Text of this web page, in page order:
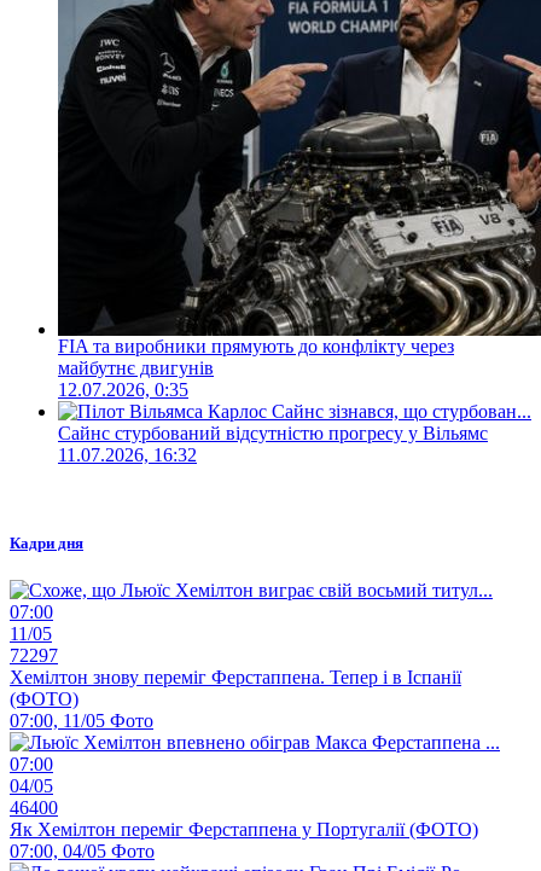
FIA та виробники прямують до конфлікту через
майбутнє двигунів
12.07.2026, 0:35
Сайнс стурбований відсутністю прогресу у Вільямс
11.07.2026, 16:32
Кадри дня
07:00
11/05
72297
Хемілтон знову переміг Ферстаппена. Тепер і в Іспанії
(ФОТО)
07:00, 11/05 Фото
07:00
04/05
46400
Як Хемілтон переміг Ферстаппена у Португалії (ФОТО)
07:00, 04/05 Фото